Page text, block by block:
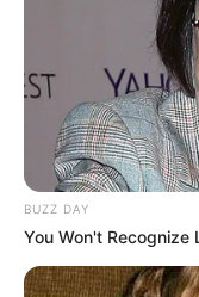
BUZZ DAY
You Won't Recognize